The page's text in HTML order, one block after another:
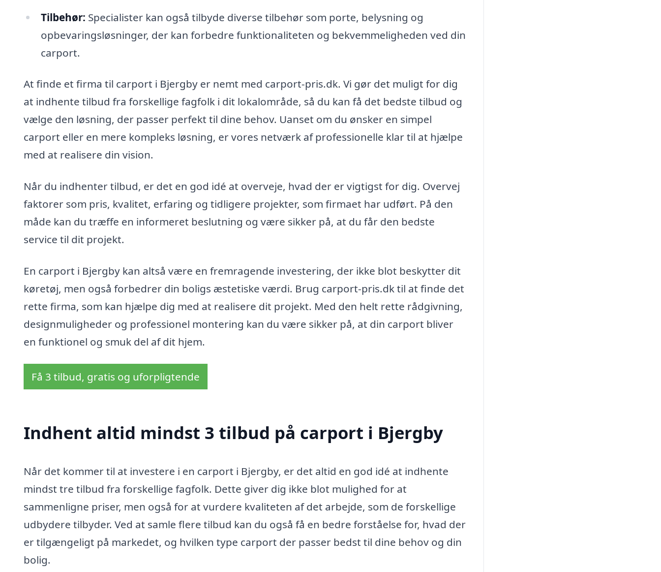
Tilbehør: Specialister kan også tilbyde diverse tilbehør som porte, belysning og
opbevaringsløsninger, der kan forbedre funktionaliteten og bekvemmeligheden ved din
carport.
At finde et firma til carport i Bjergby er nemt med carport-pris.dk. Vi gør det muligt for dig
at indhente tilbud fra forskellige fagfolk i dit lokalområde, så du kan få det bedste tilbud og
vælge den løsning, der passer perfekt til dine behov. Uanset om du ønsker en simpel
carport eller en mere kompleks løsning, er vores netværk af professionelle klar til at hjælpe
med at realisere din vision.
Når du indhenter tilbud, er det en god idé at overveje, hvad der er vigtigst for dig. Overvej
faktorer som pris, kvalitet, erfaring og tidligere projekter, som firmaet har udført. På den
måde kan du træffe en informeret beslutning og være sikker på, at du får den bedste
service til dit projekt.
En carport i Bjergby kan altså være en fremragende investering, der ikke blot beskytter dit
køretøj, men også forbedrer din boligs æstetiske værdi. Brug carport-pris.dk til at finde det
rette firma, som kan hjælpe dig med at realisere dit projekt. Med den helt rette rådgivning,
designmuligheder og professionel montering kan du være sikker på, at din carport bliver
en funktionel og smuk del af dit hjem.
Få 3 tilbud, gratis og uforpligtende
Indhent altid mindst 3 tilbud på carport i Bjergby
Når det kommer til at investere i en carport i Bjergby, er det altid en god idé at indhente
mindst tre tilbud fra forskellige fagfolk. Dette giver dig ikke blot mulighed for at
sammenligne priser, men også for at vurdere kvaliteten af det arbejde, som de forskellige
udbydere tilbyder. Ved at samle flere tilbud kan du også få en bedre forståelse for, hvad der
er tilgængeligt på markedet, og hvilken type carport der passer bedst til dine behov og din
bolig.